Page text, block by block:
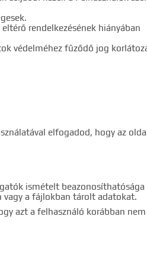
rendelkezésének hiányában
védelméhez fűződő jog
elfogadod, hogy az
ismételt beazonosíthatósága
vagy a fájlokban tárolt adatokat.
azt a felhasználó korábban